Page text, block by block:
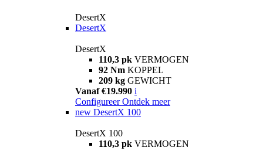
DesertX
DesertX
DesertX
110,3 pk VERMOGEN
92 Nm KOPPEL
209 kg GEWICHT
Vanaf €19.990 i
Configureer Ontdek meer
new DesertX 100
DesertX 100
110,3 pk VERMOGEN